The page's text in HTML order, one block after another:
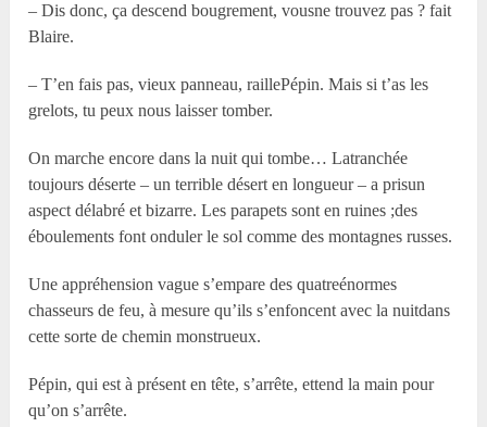
– Dis donc, ça descend bougrement, vousne trouvez pas ? fait
Blaire.
– T’en fais pas, vieux panneau, raillePépin. Mais si t’as les
grelots, tu peux nous laisser tomber.
On marche encore dans la nuit qui tombe… Latranchée
toujours déserte – un terrible désert en longueur – a prisun
aspect délabré et bizarre. Les parapets sont en ruines ;des
éboulements font onduler le sol comme des montagnes russes.
Une appréhension vague s’empare des quatreénormes
chasseurs de feu, à mesure qu’ils s’enfoncent avec la nuitdans
cette sorte de chemin monstrueux.
Pépin, qui est à présent en tête, s’arrête, ettend la main pour
qu’on s’arrête.